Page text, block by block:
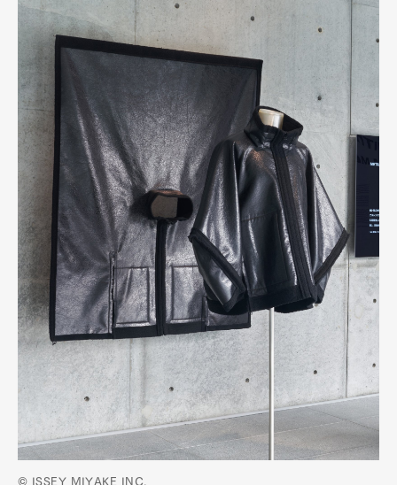
© ISSEY MIYAKE INC.